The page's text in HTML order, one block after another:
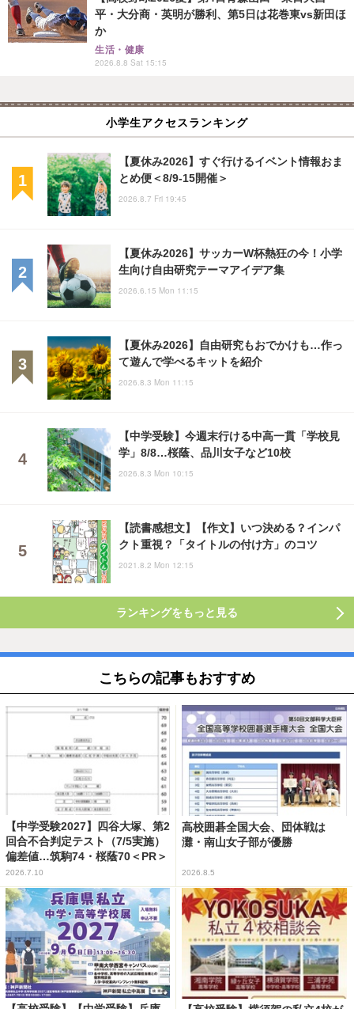
平・大分商・英明が勝利、第5日は花巻東vs新田ほ
か
生活・健康
2026.8.8 Sat 15:15
小学生アクセスランキング
【夏休み2026】すぐ行けるイベント情報おま
とめ便＜8/9-15開催＞
2026.8.7 Fri 19:45
【夏休み2026】サッカーW杯熱狂の今！小学
生向け自由研究テーマアイデア集
2026.6.15 Mon 11:15
【夏休み2026】自由研究もおでかけも…作っ
て遊んで学べるキットを紹介
2026.8.3 Mon 11:15
【中学受験】今週末行ける中高一貫「学校見
学」8/8…桜蔭、品川女子など10校
2026.8.3 Mon 10:15
【読書感想文】【作文】いつ決める？インパ
クト重視？「タイトルの付け方」のコツ
2021.8.2 Mon 12:15
ランキングをもっと見る
こちらの記事もおすすめ
【中学受験2027】四谷大塚、第2
回合不合判定テスト（7/5実施）
偏差値…筑駒74・桜蔭70＜PR＞
2026.7.10
高校囲碁全国大会、団体戦は
灘・南山女子部が優勝
2026.8.5